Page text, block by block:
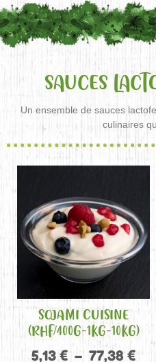
SAUCES
Un ensemble de sauces
culinaires
SOJAMI CUISINE
(RHF/400G-1KG-10KG)
5,13 € – 77,38€